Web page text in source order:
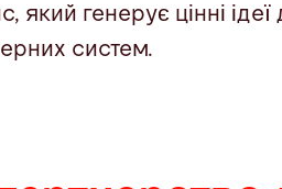
який генерує цінні
систем.